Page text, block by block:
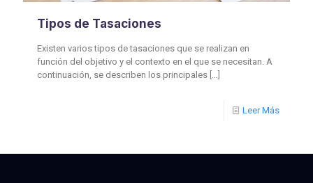
Tipos de Tasaciones
Existen varios tipos de tasaciones que se realizan en
función del objetivo y el contexto en el que se necesitan. A
continuación, se describen los principales […]
Leer Más